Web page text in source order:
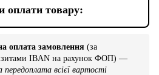
оплати товару:
оплата замовлення (за
IBAN на рахунок ФОП) —
передоплата всієї вартості